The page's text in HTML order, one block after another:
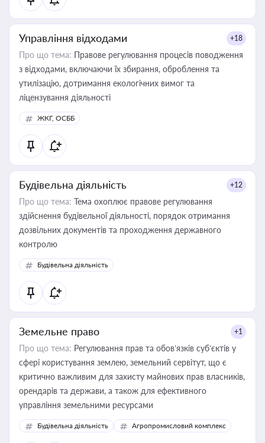
Управління відходами +18
Про що тема: Правове регулювання процесів поводження
з відходами, включаючи їх збирання, оброблення та
утилізацію, дотримання екологічних вимог та
ліцензування діяльності
ЖКГ, ОСББ
Будівельна діяльність +12
Про що тема: Тема охоплює правове регулювання
здійснення будівельної діяльності, порядок отримання
дозвільних документів та проходження державного
контролю
Будівельна діяльність
Земельне право +1
Про що тема: Регулювання прав та обов’язків суб’єктів у
сфері користування землею, земельний сервітут, що є
критично важливим для захисту майнових прав власників,
орендарів та держави, а також для ефективного
управління земельними ресурсами
Будівельна діяльність Агропромисловий комплекс